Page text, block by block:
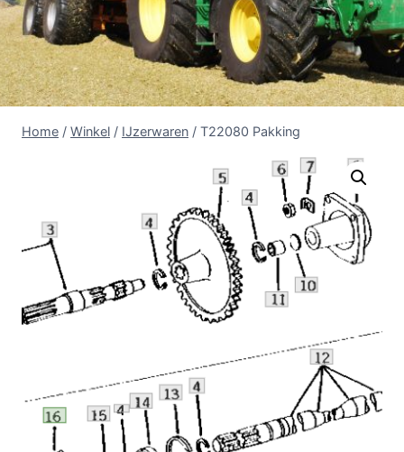
Home / Winkel / IJzerwaren / T22080 Pakking